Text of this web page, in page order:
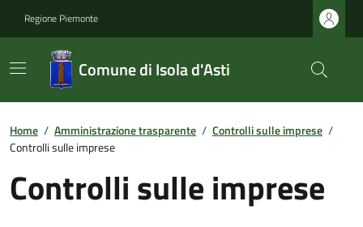
Regione Piemonte
Comune di Isola d'Asti
Home / Amministrazione trasparente / Controlli sulle imprese /
Controlli sulle imprese
Controlli sulle imprese